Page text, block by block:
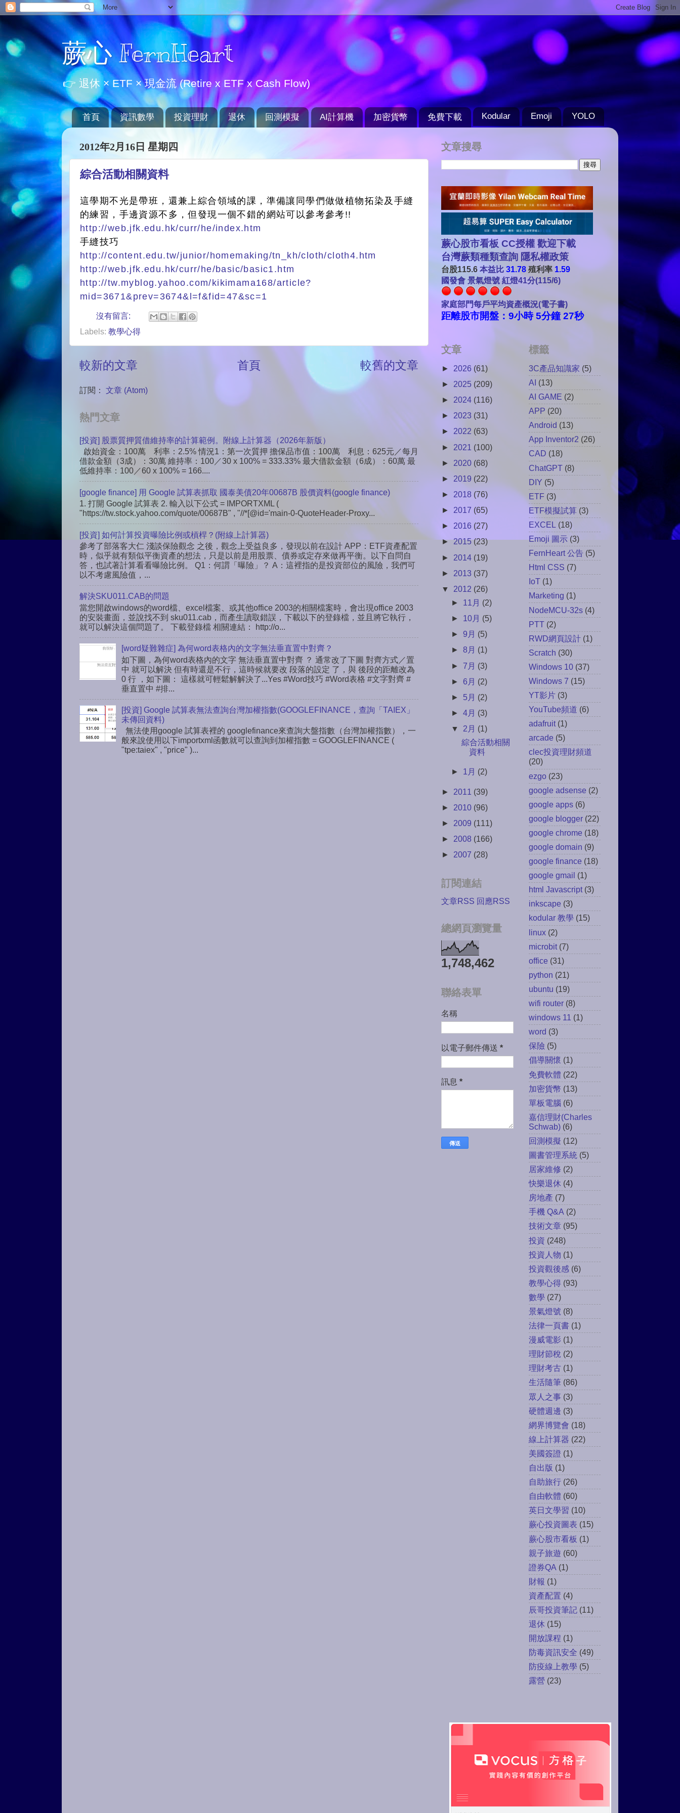
蕨心 FernHeart
👉 退休 × ETF × 現金流 (Retire x ETF x Cash Flow)
首頁 資訊數學 投資理財 退休 回測模擬 AI計算機 加密貨幣 免費下載 Kodular Emoji YOLO
2012年2月16日 星期四
綜合活動相關資料
這學期不光是帶班，還兼上綜合領域的課，準備讓同學們做做植物拓染及手縫
的練習，手邊資源不多，但發現一個不錯的網站可以參考參考!!
http://web.jfk.edu.hk/curr/he/index.htm
手縫技巧
http://content.edu.tw/junior/homemaking/tn_kh/cloth/cloth4.htm
http://web.jfk.edu.hk/curr/he/basic/basic1.htm
http://tw.myblog.yahoo.com/kikimama168/article?
mid=3671&prev=3674&l=f&fid=47&sc=1
沒有留言:
Labels: 教學心得
較新的文章 較舊的文章
首頁
訂閱： 文章 (Atom)
熱門文章
[投資] 股票質押質借維持率的計算範例。附線上計算器（2026年新版）
啟始資金：100萬 利率：2.5% 情況1：第一次質押 擔保品市值：100萬 利息：625元／每月
借款金額（3成）：30萬 維持率：100／30 x 100% = 333.33% 最大借款金額（6成）：60萬 最
低維持率：100／60 x 100% = 166....
[google finance] 用 Google 試算表抓取 國泰美債20年00687B 股價資料(google finance)
1. 打開 Google 試算表 2. 輸入以下公式 = IMPORTXML (
"https://tw.stock.yahoo.com/quote/00687B" , "//*[@id='main-0-QuoteHeader-Proxy...
[投資] 如何計算投資曝險比例或槓桿？(附線上計算器)
參考了部落客大仁 淺談保險觀念 之後，觀念上受益良多，發現以前在設計 APP：ETF資產配置
時，似乎就有類似平衡資產的想法，只是以前是用股票、債券或定存來做再平衡。以下自問自
答，也試著計算看看曝險比例。 Q1：何謂「曝險」？ A：這裡指的是投資部位的風險，我們可
以不考慮風險值，...
解決SKU011.CAB的問題
當您開啟windows的word檔、excel檔案、或其他office 2003的相關檔案時，會出現office 2003
的安裝畫面，並說找不到 sku011.cab，而產生讀取錯誤，下載以下的登錄檔，並且將它執行，
就可以解決這個問題了。 下載登錄檔 相關連結： http://o...
[word疑難雜症] 為何word表格內的文字無法垂直置中對齊？
如下圖，為何word表格內的文字 無法垂直置中對齊 ？ 通常改了下圖 對齊方式／置
中 就可以解決 但有時還是不行，這時候就要改 段落的設定 了，與 後段的距離改為
0 行 ，如下圖： 這樣就可輕鬆解解決了...Yes #Word技巧 #Word表格 #文字對齊 #
垂直置中 #排...
[投資] Google 試算表無法查詢台灣加權指數(GOOGLEFINANCE，查詢「TAIEX」
未傳回資料)
無法使用google 試算表裡的 googlefinance來查詢大盤指數（台灣加權指數），一
般來說使用以下importxml函數就可以查詢到加權指數 = GOOGLEFINANCE (
"tpe:taiex" , "price" )...
文章搜尋
蕨心股市看板 CC授權 歡迎下載
台灣蕨類種類查詢 隱私權政策
台股115.6 本益比 31.78 殖利率 1.59
國發會 景氣燈號 紅燈41分(115/6)
家庭部門每戶平均資產概況(電子書)
距離股市開盤：9小時 5分鐘 26秒
文章
► 2026 (61)
► 2025 (209)
► 2024 (116)
► 2023 (31)
► 2022 (63)
► 2021 (100)
► 2020 (68)
► 2019 (22)
► 2018 (76)
► 2017 (65)
► 2016 (27)
►2015(23)
► 2014 (19)
► 2013 (37)
▼ 2012 (26)
► 11月 (2)
► 10月 (5)
►9月 (5)
►8月 (1)
► 7月 (3)
► 6月 (2)
► 5月 (2)
►4月 (3)
▼ 2月 (1)
綜合活動相關
資料
► 1月 (2)
► 2011 (39)
► 2010 (96)
► 2009 (111)
► 2008 (166)
► 2007 (28)
訂閱連結
文章RSS 回應RSS
總網頁瀏覽量
1,748,462
聯絡表單
名稱
以電子郵件傳送 *
訊息 *
標籤
3C產品知識家 (5)
AI (13)
AI GAME (2)
APP (20)
Android (13)
App Inventor2 (26)
CAD (18)
ChatGPT (8)
DIY (5)
ETF (3)
ETF模擬試算 (3)
EXCEL (18)
Emoji 圖示 (3)
FernHeart 公告 (5)
Html CSS (7)
IoT (1)
Marketing (1)
NodeMCU-32s (4)
PTT (2)
RWD網頁設計 (1)
Scratch (30)
Windows 10 (37)
Windows 7 (15)
YT影片 (3)
YouTube頻道 (6)
adafruit (1)
arcade (5)
clec投資理財頻道
(20)
ezgo (23)
google adsense (2)
google apps (6)
google blogger (22)
google chrome (18)
google domain (9)
google finance (18)
google gmail (1)
html Javascript (3)
inkscape (3)
kodular 教學 (15)
linux (2)
microbit (7)
office (31)
python (21)
ubuntu (19)
wifi router (8)
windows 11 (1)
word (3)
保險 (5)
倡導關懷 (1)
免費軟體 (22)
加密貨幣 (13)
單板電腦 (6)
嘉信理財(Charles
Schwab) (6)
回測模擬 (12)
圖書管理系統 (5)
居家維修 (2)
快樂退休 (4)
房地產 (7)
手機 Q&A (2)
技術文章 (95)
投資 (248)
投資人物 (1)
投資觀後感 (6)
教學心得 (93)
數學 (27)
景氣燈號 (8)
法律一頁書 (1)
漫威電影 (1)
理財節稅 (2)
理財考古 (1)
生活隨筆 (86)
眾人之事 (3)
硬體週邊 (3)
網界博覽會 (18)
線上計算器 (22)
美國簽證 (1)
自出版 (1)
自助旅行 (26)
自由軟體 (60)
英日文學習 (10)
蕨心投資圖表 (15)
蕨心股市看板 (1)
親子旅遊 (60)
證券QA (1)
財報 (1)
資產配置 (4)
辰哥投資筆記 (11)
退休 (15)
開放課程 (1)
防毒資訊安全 (49)
防疫線上教學 (5)
露營 (23)